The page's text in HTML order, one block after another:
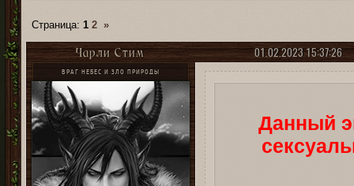
Страница:1 2 »
01.02.2023 15:37:26
Чарли Стим
ВРАГ НЕБЕС И ЗЛО ПРИРОДЫ
Данный